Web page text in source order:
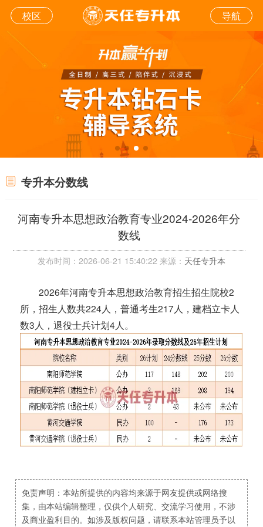
校区 导航
专升本分数线
河南专升本思想政治教育专业2024-2026年分
数线
发布时间：2026-06-21 15:40:22 来源： 天任专升本
2026年河南专升本思想政治教育招生招生院校2
所，招生人数共224人，普通考生217人，建档立卡人
数3人，退役士兵计划4人。
免责声明：本站所提供的内容均来源于网友提供或网络搜
集，由本站编辑整理，仅供个人研究、交流学习使用，不涉
及商业盈利目的。如涉及版权问题，请联系本站管理员予以